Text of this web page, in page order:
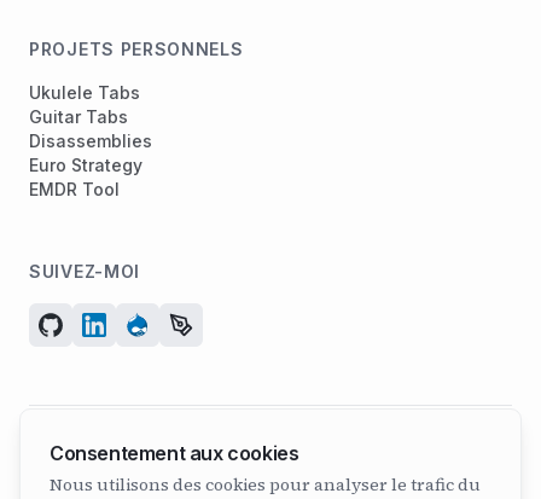
PROJETS PERSONNELS
Ukulele Tabs
Guitar Tabs
Disassemblies
Euro Strategy
EMDR Tool
SUIVEZ-MOI
© 2026 ArcadeGeek LTD. Tous droits réservés.
N° d’entreprise 07582886 | Fondée en 2011
Consentement aux cookies
Nous utilisons des cookies pour analyser le trafic du